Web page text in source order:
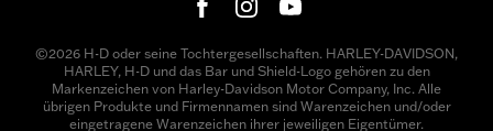
©2026 H-D oder seine Tochtergesellschaften. HARLEY-DAVIDSON,
HARLEY, H-D und das Bar und Shield-Logo gehören zu den
Markenzeichen von Harley-Davidson Motor Company, Inc. Alle
übrigen Produkte und Firmennamen sind Warenzeichen und/oder
eingetragene Warenzeichen ihrer jeweiligen Eigentümer.